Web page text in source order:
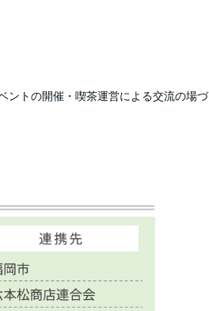
ントの開催・喫茶運営による交流の場づ